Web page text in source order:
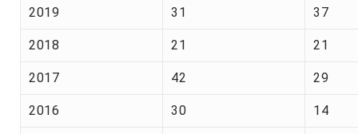
2019 31 37
2018 21 21
2017 42 29
2016 30 14